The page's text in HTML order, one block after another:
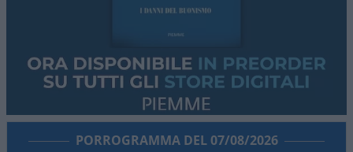
PORROGRAMMA DEL 07/08/2026